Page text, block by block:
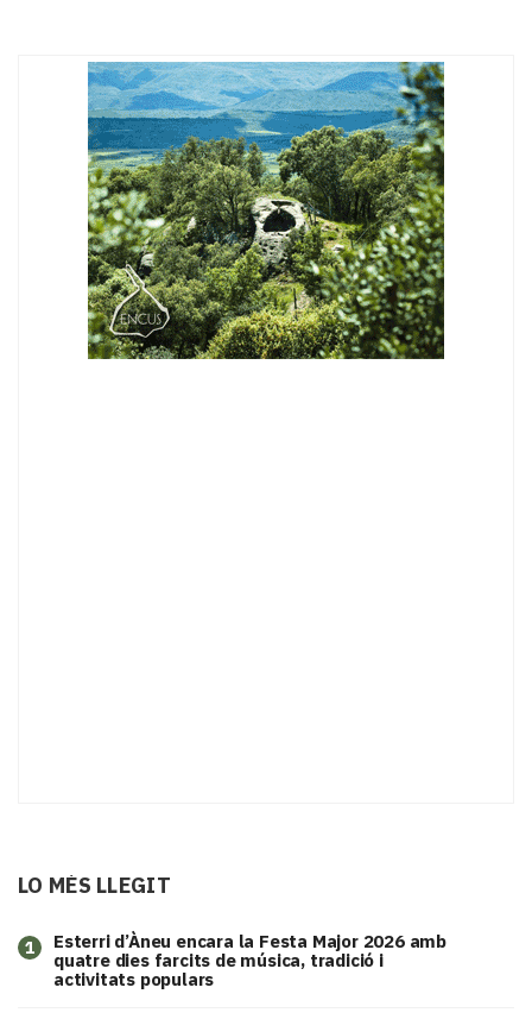
LO MÉS LLEGIT
1
Esterri d’Àneu encara la Festa Major 2026 amb
quatre dies farcits de música, tradició i
activitats populars